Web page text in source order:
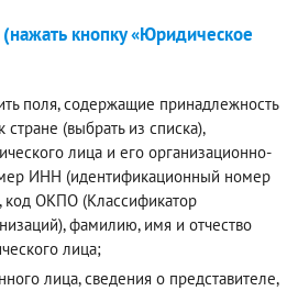
кнопку «Юридическое
поля, содержащие принадлежность
(выбрать из списка),
лица и его организационно-
ИНН (идентификационный номер
код ОКПО (Классификатор
фамилию, имя и отчество
лица;
лица, сведения о представителе,